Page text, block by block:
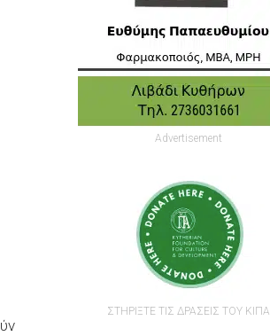
Advertisement
ΣΤΗΡΙΞΤΕ ΤΙΣ ΔΡΑΣΕΙΣ ΤΟΥ ΚΙΠΑ